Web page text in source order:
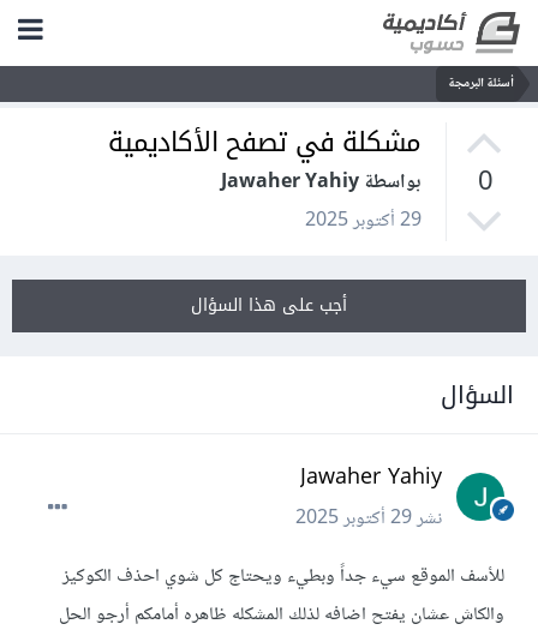
أسئلة البرمجة
0
مشكلة في تصفح الأكاديمية
بواسطة Jawaher Yahiy
29 أكتوبر 2025
أجب على هذا السؤال
السؤال
Jawaher Yahiy
نشر29 أكتوبر 2025
للأسف الموقع سيء جداً وبطيء ويحتاج كل شوي احذف الكوكيز
والكاش عشان يفتح اضافه لذلك المشكله ظاهره أمامكم أرجو الحل